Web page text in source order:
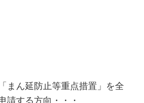
まん延防止等重点措置」を全
請する方向・・・